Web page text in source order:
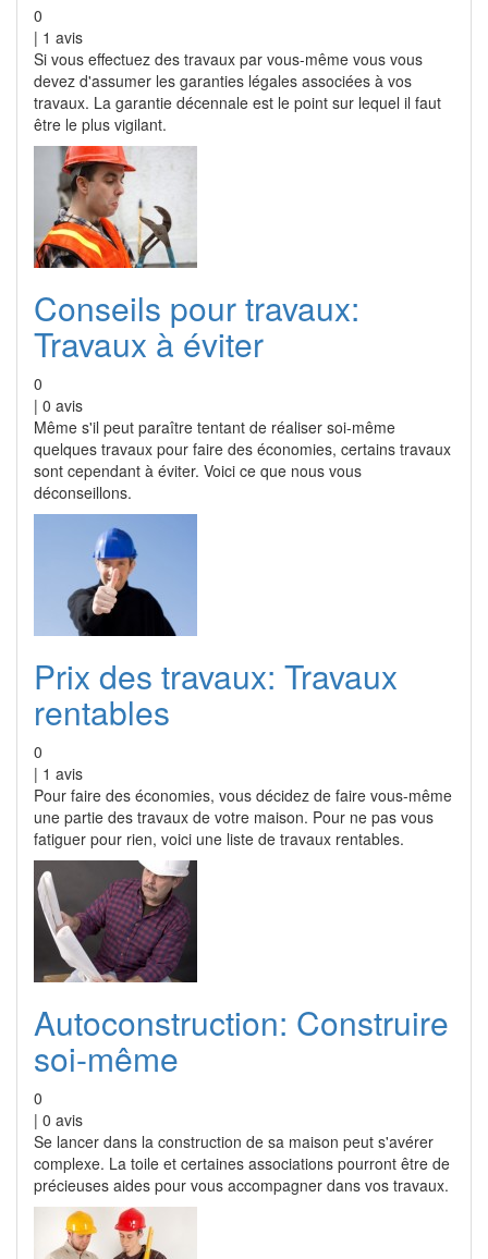
0
| 1 avis
Si vous effectuez des travaux par vous-même vous vous
devez d'assumer les garanties légales associées à vos
travaux. La garantie décennale est le point sur lequel il faut
être le plus vigilant.
Conseils pour travaux:
Travaux à éviter
0
| 0 avis
Même s'il peut paraître tentant de réaliser soi-même
quelques travaux pour faire des économies, certains travaux
sont cependant à éviter. Voici ce que nous vous
déconseillons.
Prix des travaux: Travaux
rentables
0
| 1 avis
Pour faire des économies, vous décidez de faire vous-même
une partie des travaux de votre maison. Pour ne pas vous
fatiguer pour rien, voici une liste de travaux rentables.
Autoconstruction: Construire
soi-même
0
| 0 avis
Se lancer dans la construction de sa maison peut s'avérer
complexe. La toile et certaines associations pourront être de
précieuses aides pour vous accompagner dans vos travaux.